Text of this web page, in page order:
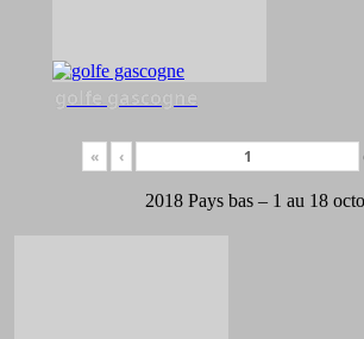
golfe gascogne
« ‹
2018 Pays bas – 1 au 18